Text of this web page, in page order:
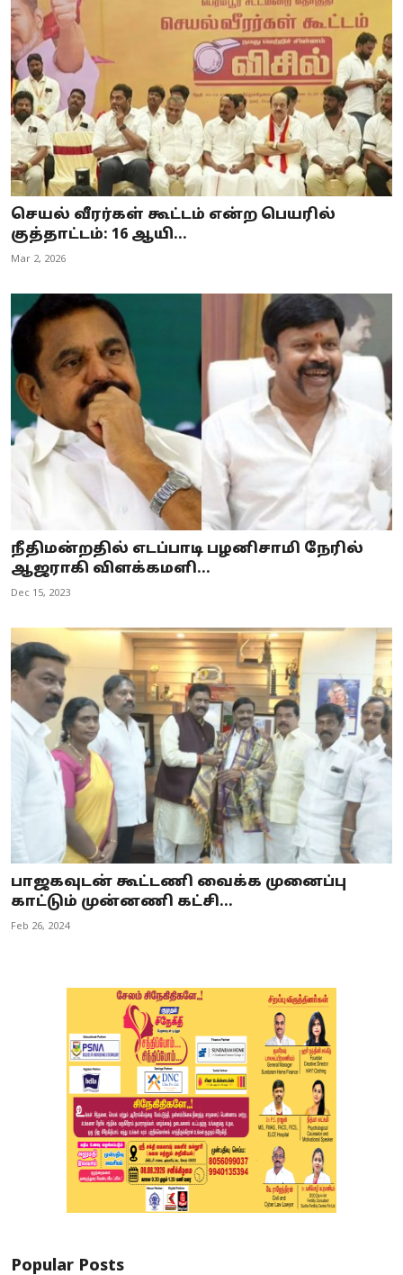
செயல் வீரர்கள் கூட்டம் என்ற பெயரில்
குத்தாட்டம்: 16 ஆயி...
Mar 2, 2026
நீதிமன்றதில் எடப்பாடி பழனிசாமி நேரில்
ஆஜராகி விளக்கமளி...
Dec 15, 2023
பாஜகவுடன் கூட்டணி வைக்க முனைப்பு
காட்டும் முன்னணி கட்சி...
Feb 26, 2024
Popular Posts